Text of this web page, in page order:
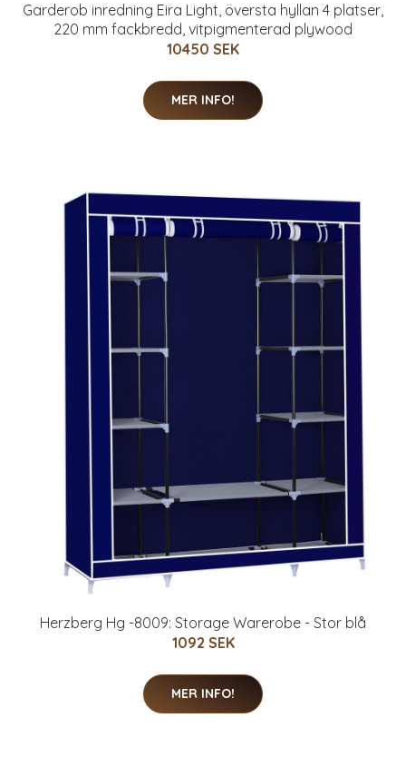
Garderob inredning Eira Light, översta hyllan 4 platser,
220 mm fackbredd, vitpigmenterad plywood
10450 SEK
MER INFO!
Herzberg Hg -8009: Storage Warerobe - Stor blå
1092 SEK
MER INFO!